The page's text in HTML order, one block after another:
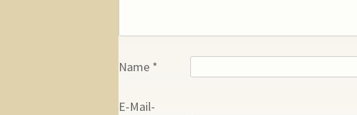
Name *
E-Mail-